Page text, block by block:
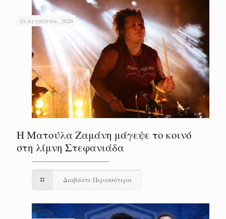
10 Αυγούστου, 2026
Η Ματούλα Ζαμάνη μάγεψε το κοινό
στη λίμνη Στεφανιάδα
Διαβάστε Περισσότερα